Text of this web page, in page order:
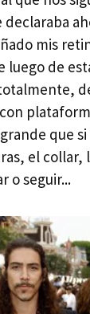
mis
luego de
que
el collar,
o seguir...